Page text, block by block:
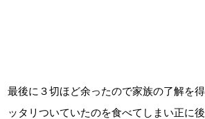
最後に３切ほど余ったので家族の了解を
ッタリついていたのを食べてしまい正に